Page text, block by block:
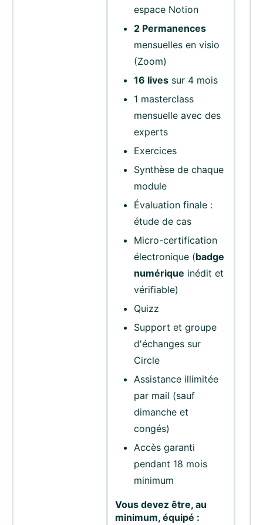
espace Notion
2 Permanences
mensuelles en visio
(Zoom)
16 lives sur 4 mois
1 masterclass
mensuelle avec des
experts
Exercices
Synthèse de chaque
module
Évaluation finale :
étude de cas
Micro-certification
électronique (badge
numérique inédit et
vérifiable)
Quizz
Support et groupe
d'échanges sur
Circle
Assistance illimitée
par mail (sauf
dimanche et
congés)
Accès garanti
pendant 18 mois
minimum
Vous devez être, au
minimum, équipé :